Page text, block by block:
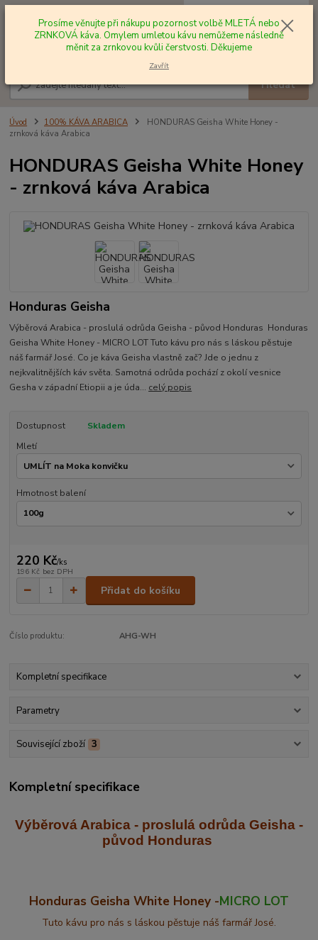
Hledat
+420 602 577 209 za0,00 Kč
Úvod 100% KÁVA ARABICA
HONDURAS Geisha White Honey -
zrnková káva Arabica
HONDURAS Geisha White Honey
- zrnková káva Arabica
Honduras Geisha
Výběrová Arabica - proslulá odrůda Geisha - původ Honduras Honduras
Geisha White Honey - MICRO LOT Tuto kávu pro nás s láskou pěstuje
náš farmář José. Co je káva Geisha vlastně zač? Jde o jednu z
nejkvalitnějších káv světa. Samotná odrůda pochází z okolí vesnice
Gesha v západní Etiopii a je úda... celý popis
Dostupnost
Skladem
Mletí
Hmotnost balení
220 Kč/ks
196 Kč bez DPH
Přidat do košíku
Číslo produktu: AHG-WH
Kompletní specifikace
Parametry
Související zboží 3
Kompletní specifikace
Výběrová Arabica - proslulá odrůda Geisha-
původ Honduras
Honduras Geisha White Honey -MICRO LOT
Tuto kávu pro nás s láskou pěstuje náš farmář José.
Prosíme věnujte při nákupu pozornost volbě MLETÁ nebo
ZRNKOVÁ káva. Omylem umletou kávu nemůžeme následně
měnit za zrnkovou kvůli čerstvosti. Děkujeme
Zavřít